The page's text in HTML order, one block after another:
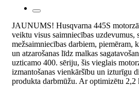
JAUNUMS! Husqvarna 445S
veiktu visus saimniecības uzdevumus,
mežsaimniecības darbiem, piemēram,
un atzarošanas līdz malkas
uzticamo 400. sēriju, šis vieglais
izmantošanas vienkāršību un izturīgu
produkta darbmūžu. Ar optimizētu